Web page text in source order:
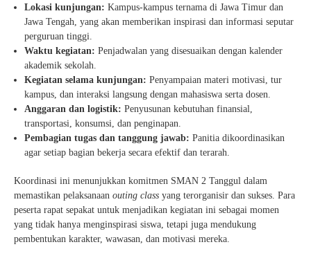
Lokasi kunjungan: Kampus-kampus ternama di Jawa Timur dan
Jawa Tengah, yang akan memberikan inspirasi dan informasi seputar
perguruan tinggi.
Waktu kegiatan: Penjadwalan yang disesuaikan dengan kalender
akademik sekolah.
Kegiatan selama kunjungan: Penyampaian materi motivasi, tur
kampus, dan interaksi langsung dengan mahasiswa serta dosen.
Anggaran dan logistik: Penyusunan kebutuhan finansial,
transportasi, konsumsi, dan penginapan.
Pembagian tugas dan tanggung jawab: Panitia dikoordinasikan
agar setiap bagian bekerja secara efektif dan terarah.
Koordinasi ini menunjukkan komitmen SMAN 2 Tanggul dalam
memastikan pelaksanaan outing class yang terorganisir dan sukses. Para
peserta rapat sepakat untuk menjadikan kegiatan ini sebagai momen
yang tidak hanya menginspirasi siswa, tetapi juga mendukung
pembentukan karakter, wawasan, dan motivasi mereka.